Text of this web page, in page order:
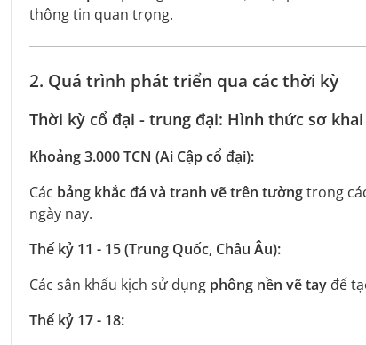
thông tin quan trọng.
2. Quá trình phát triển qua các thời kỳ
Thời kỳ cổ đại - trung đại: Hình thức sơ
Khoảng 3.000 TCN (Ai Cập cổ đại):
Các bảng khắc đá và tranh vẽ trên tườngtrong
ngày nay.
Thế kỷ 11 - 15 (Trung Quốc, Châu Âu):
Các sân khấu kịch sử dụng phông nền vẽ tay để
Thế kỷ 17 - 18: